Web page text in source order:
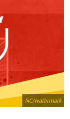
NC/watermark